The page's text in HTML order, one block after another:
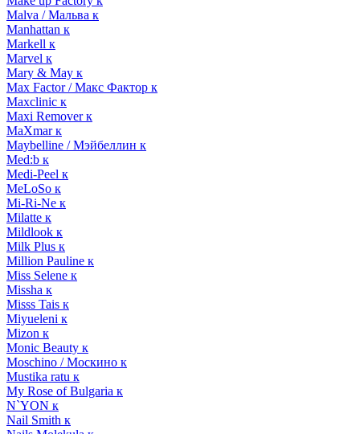
Malva / Мальва к
Manhattan к
Markell к
Marvel к
Mary & May к
Max Factor / Макс Фактор к
Maxclinic к
Maxi Remover к
MaXmar к
Maybelline / Мэйбеллин к
Med:b к
Medi-Peel к
MeLoSo к
Mi-Ri-Ne к
Milatte к
Mildlook к
Milk Plus к
Million Pauline к
Miss Selene к
Missha к
Misss Tais к
Miyueleni к
Mizon к
Monic Beauty к
Moschino / Москино к
Mustika ratu к
My Rose of Bulgaria к
N`YON к
Nail Smith к